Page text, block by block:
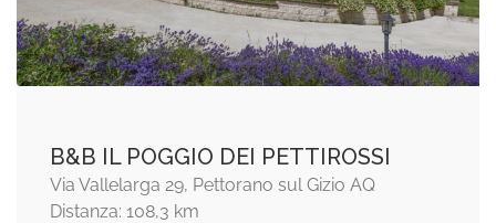
B&B IL POGGIO DEI PETTIROSSI
Via Vallelarga 29, Pettorano sul Gizio AQ
Distanza: 108,3 km